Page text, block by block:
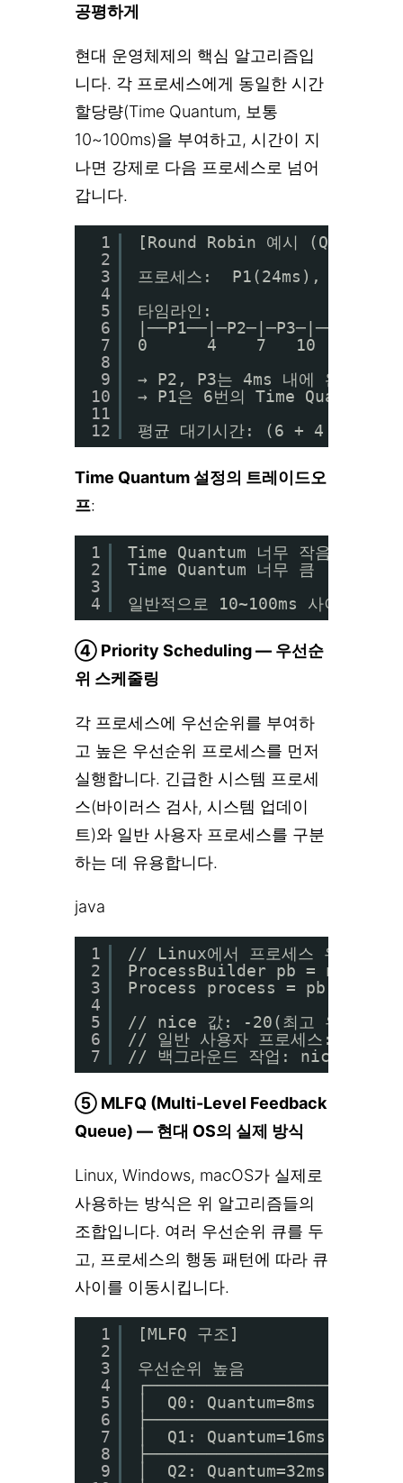
공평하게
현대 운영체제의 핵심 알고리즘입
니다. 각 프로세스에게 동일한 시간
할당량(Time Quantum, 보통
10~100ms)을 부여하고, 시간이 지
나면 강제로 다음 프로세스로 넘어
갑니다.
1
2
3
4
5
6
7
8
9
10
11
12
[Round Robin 예시 (Quantum
프로세스:  P1(24ms),
타임라인:
0      4    7   10     14
→ P2, P3는 4ms 내에 완료되어
→ P1은 6번의 Time Quantum으
평균 대기시간: (6 + 4 + 7) /
Time Quantum 설정의 트레이드오
프:
1
2
3
4
Time Quantum 너무 작음 → 컨텍
Time Quantum 너무 큼  → FCFS
일반적으로 10~100ms 사이에서
④ Priority Scheduling — 우선순
위 스케줄링
각 프로세스에 우선순위를 부여하
고 높은 우선순위 프로세스를 먼저
실행합니다. 긴급한 시스템 프로세
스(바이러스 검사, 시스템 업데이
트)와 일반 사용자 프로세스를 구분
하는 데 유용합니다.
java
1
2
3
4
5
6
7
// Linux에서 프로세스 우선순위
ProcessBuilder pb = new
Process process =
// nice 값: -20(최고 우선순위)
// 일반 사용자 프로세스: nice
// 백그라운드 작업: nice =
⑤ MLFQ (Multi-Level Feedback
Queue) — 현대 OS의 실제 방식
Linux, Windows, macOS가 실제로
사용하는 방식은 위 알고리즘들의
조합입니다. 여러 우선순위 큐를 두
고, 프로세스의 행동 패턴에 따라 큐
사이를 이동시킵니다.
1
2
3
4
5
6
7
8
9
[MLFQ 구조]
우선순위 높음
│  Q0: Quantum=8ms  (대화
│  Q1: Quantum=16ms
│  Q2: Quantum=32ms (배치